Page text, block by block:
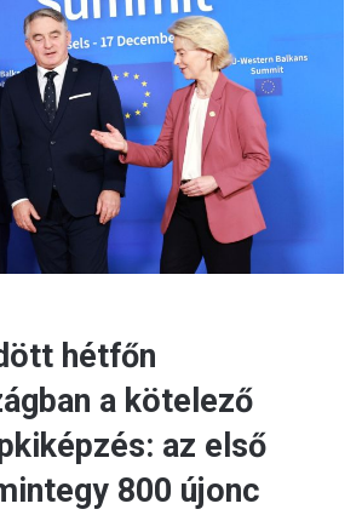
hétfőn
a kötelező
az első
800 újonc